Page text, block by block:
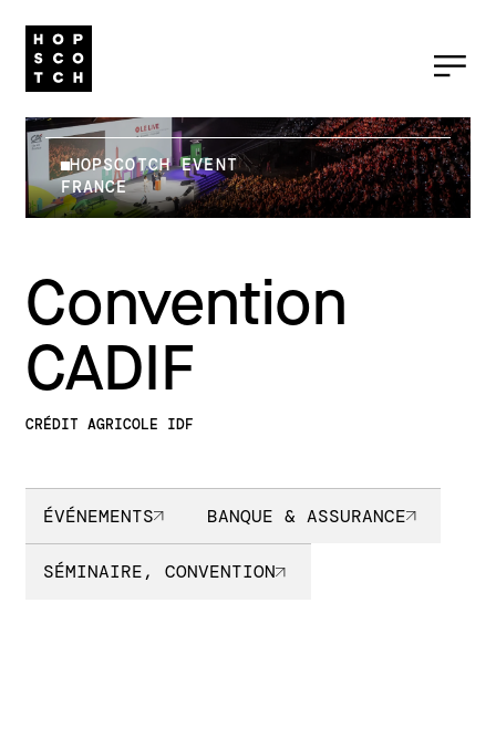
HOPSCOTCH EVENT
FRANCE
Convention
CADIF
CRÉDIT AGRICOLE IDF
ÉVÉNEMENTS BANQUE & ASSURANCE
SÉMINAIRE, CONVENTION